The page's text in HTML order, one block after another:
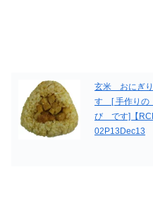
玄米 おにぎ
す [ 手作りの
び です]【
02P13Dec13